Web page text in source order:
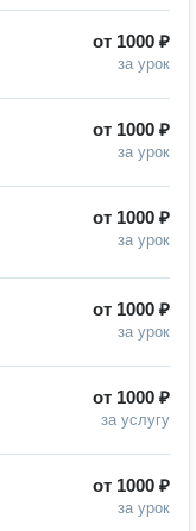
от 1000 ₽
за урок
от 1000 ₽
за урок
от 1000 ₽
за урок
от 1000 ₽
за урок
от 1000 ₽
за услугу
от 1000 ₽
за урок